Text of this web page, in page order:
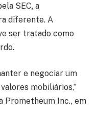
SEC, a
diferente. A
ser tratado como
e negociar um
mobiliários,”
Prometheum Inc., em